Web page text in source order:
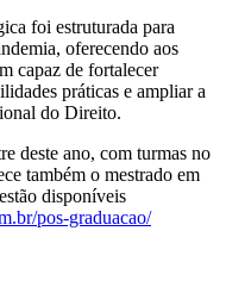
foi estruturada para
oferecendo aos
capaz de fortalecer
práticas e ampliar a
do Direito.
deste ano, com turmas no
também o mestrado em
disponíveis
pos-graduacao/